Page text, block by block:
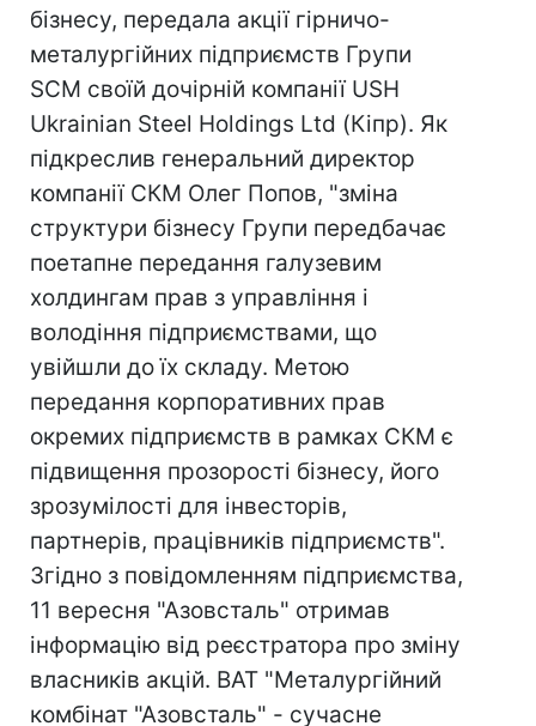
бізнесу, передала акції гірничо-
металургійних підприємств Групи
SCM своїй дочірній компанії USH
Ukrainian Steel Holdings Ltd (Кіпр). Як
підкреслив генеральний директор
компанії СКМ Олег Попов, "зміна
структури бізнесу Групи передбачає
поетапне передання галузевим
холдингам прав з управління і
володіння підприємствами, що
увійшли до їх складу. Метою
передання корпоративних прав
окремих підприємств в рамках СКМ є
підвищення прозорості бізнесу, його
зрозумілості для інвесторів,
партнерів, працівників підприємств".
Згідно з повідомленням підприємства,
11 вересня "Азовсталь" отримав
інформацію від реєстратора про зміну
власників акцій. ВАТ "Металургійний
комбінат "Азовсталь" - сучасне